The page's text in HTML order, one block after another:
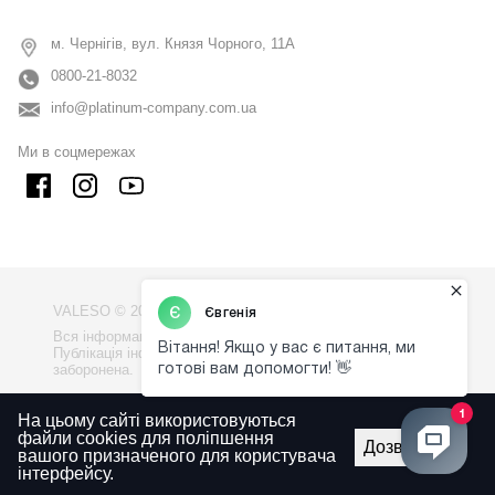
м. Чернігів, вул. Князя Чорного, 11А
0800-21-8032
info@platinum-company.com.ua
Ми в соцмережах
VALESO © 2009 - 2026
Вся інформація на сайті - власність компанії "VALESO".
Публікація інформації з сайту без узгодження
заборонена.
Правила використаня сайту
На цьому сайті використовуються
файли cookies для поліпшення
вашого призначеного для користувача
інтерфейсу.
Дозволити